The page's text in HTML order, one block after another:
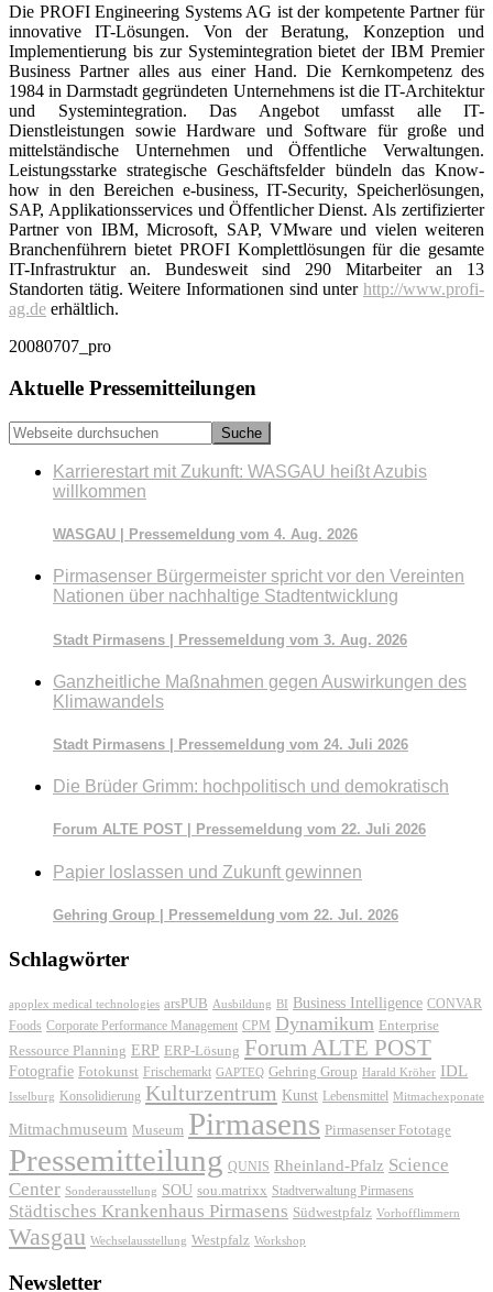
Die PROFI Engineering Systems AG ist der kompetente Partner für
innovative IT-Lösungen. Von der Beratung, Konzeption und
Implementierung bis zur Systemintegration bietet der IBM Premier
Business Partner alles aus einer Hand. Die Kernkompetenz des
1984 in Darmstadt gegründeten Unternehmens ist die IT-Architektur
und Systemintegration. Das Angebot umfasst alle IT-
Dienstleistungen sowie Hardware und Software für große und
mittelständische Unternehmen und Öffentliche Verwaltungen.
Leistungsstarke strategische Geschäftsfelder bündeln das Know-
how in den Bereichen e-business, IT-Security, Speicherlösungen,
SAP, Applikationsservices und Öffentlicher Dienst. Als zertifizierter
Partner von IBM, Microsoft, SAP, VMware und vielen weiteren
Branchenführern bietet PROFI Komplettlösungen für die gesamte
IT-Infrastruktur an. Bundesweit sind 290 Mitarbeiter an 13
Standorten tätig. Weitere Informationen sind unter http://www.profi-
ag.de erhältlich.
20080707_pro
Seitenspalte
Aktuelle Pressemitteilungen
Webseite
durchsuchen
Karrierestart mit Zukunft: WASGAU heißt Azubis
willkommen
WASGAU | Pressemeldung vom 4. Aug. 2026
Pirmasenser Bürgermeister spricht vor den Vereinten
Nationen über nachhaltige Stadtentwicklung
Stadt Pirmasens | Pressemeldung vom 3. Aug. 2026
Ganzheitliche Maßnahmen gegen Auswirkungen des
Klimawandels
Stadt Pirmasens | Pressemeldung vom 24. Juli 2026
Die Brüder Grimm: hochpolitisch und demokratisch
Forum ALTE POST | Pressemeldung vom 22. Juli 2026
Papier loslassen und Zukunft gewinnen
Gehring Group | Pressemeldung vom 22. Jul. 2026
Schlagwörter
apoplex medical technologies arsPUB Ausbildung BI Business Intelligence CONVAR
Foods Corporate Performance Management CPM Dynamikum Enterprise
Ressource Planning ERP ERP-Lösung Forum ALTE POST
Fotografie Fotokunst Frischemarkt GAPTEQ Gehring Group Harald Kröher IDL
Isselburg Konsolidierung Kulturzentrum Kunst Lebensmittel Mitmachexponate
Mitmachmuseum Museum Pirmasens Pirmasenser Fototage
Pressemitteilung QUNIS Rheinland-Pfalz Science
Center Sonderausstellung SOU sou.matrixx Stadtverwaltung Pirmasens
Städtisches Krankenhaus Pirmasens Südwestpfalz Vorhofflimmern
Wasgau Wechselausstellung Westpfalz Workshop
Newsletter